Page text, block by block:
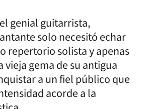
genial guitarrista,
solo necesitó echar
repertorio solista y apenas
gema de su antigua
a un fiel público que
acorde a la